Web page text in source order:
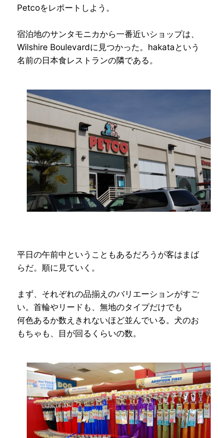
Petcoをレポートしよう。
宿泊地のサンタモニカから一番近いショップは、
Wilshire Boulevardに見つかった。hakataという
名前の日本食レストランの隣である。
平日の午前中ということもあるだろうが客はまば
らだ。順に見ていく。
まず、それぞれの品揃えのバリエーションがすご
い。首輪やリードも、無地のタイプだけでも
何色あるか数えきれないほど並んでいる。犬のお
もちゃも、目が回るくらいの数。